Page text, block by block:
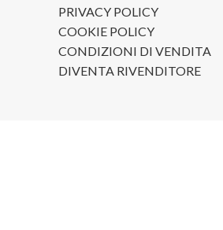
PRIVACY POLICY
COOKIE POLICY
CONDIZIONI DI VENDITA
DIVENTA RIVENDITORE